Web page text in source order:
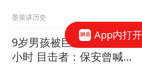
墨策讲历史
9岁男孩被巨浪卷走近48
小时 目击者：保安曾喊话
App内打开